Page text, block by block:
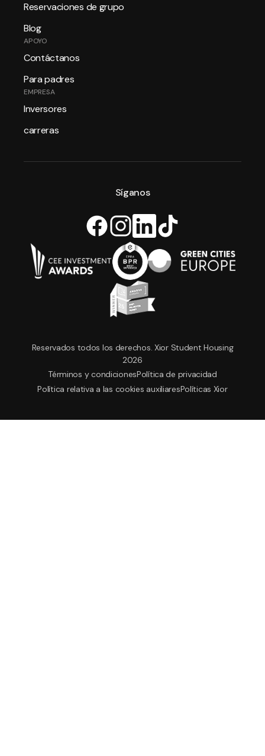
Reservaciones de grupo
Blog
APOYO
Contáctanos
Para padres
EMPRESA
Inversores
carreras
Síganos
Reservados todos los derechos. Xior Student Housing
2026
Términos y condicionesPolítica de privacidad
Política relativa a las cookies auxiliaresPolíticas Xior